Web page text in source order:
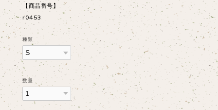
【商品番号】
r0453
種類
数量